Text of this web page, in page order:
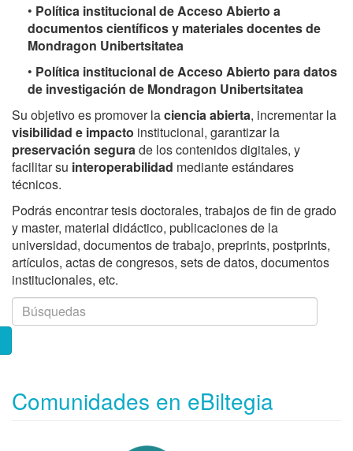
• Política institucional de Acceso Abierto a
documentos científicos y materiales docentes de
Mondragon Unibertsitatea
• Política institucional de Acceso Abierto para datos
de investigación de Mondragon Unibertsitatea
Su objetivo es promover laciencia abierta, incrementar la
visibilidad e impacto institucional, garantizar la
preservación segurade los contenidos digitales, y
facilitar su interoperabilidad mediante estándares
técnicos.
Podrás encontrar tesis doctorales, trabajos de fin de grado
y master, material didáctico, publicaciones de la
universidad, documentos de trabajo, preprints, postprints,
artículos, actas de congresos, sets de datos, documentos
institucionales, etc.
Comunidades en eBiltegia